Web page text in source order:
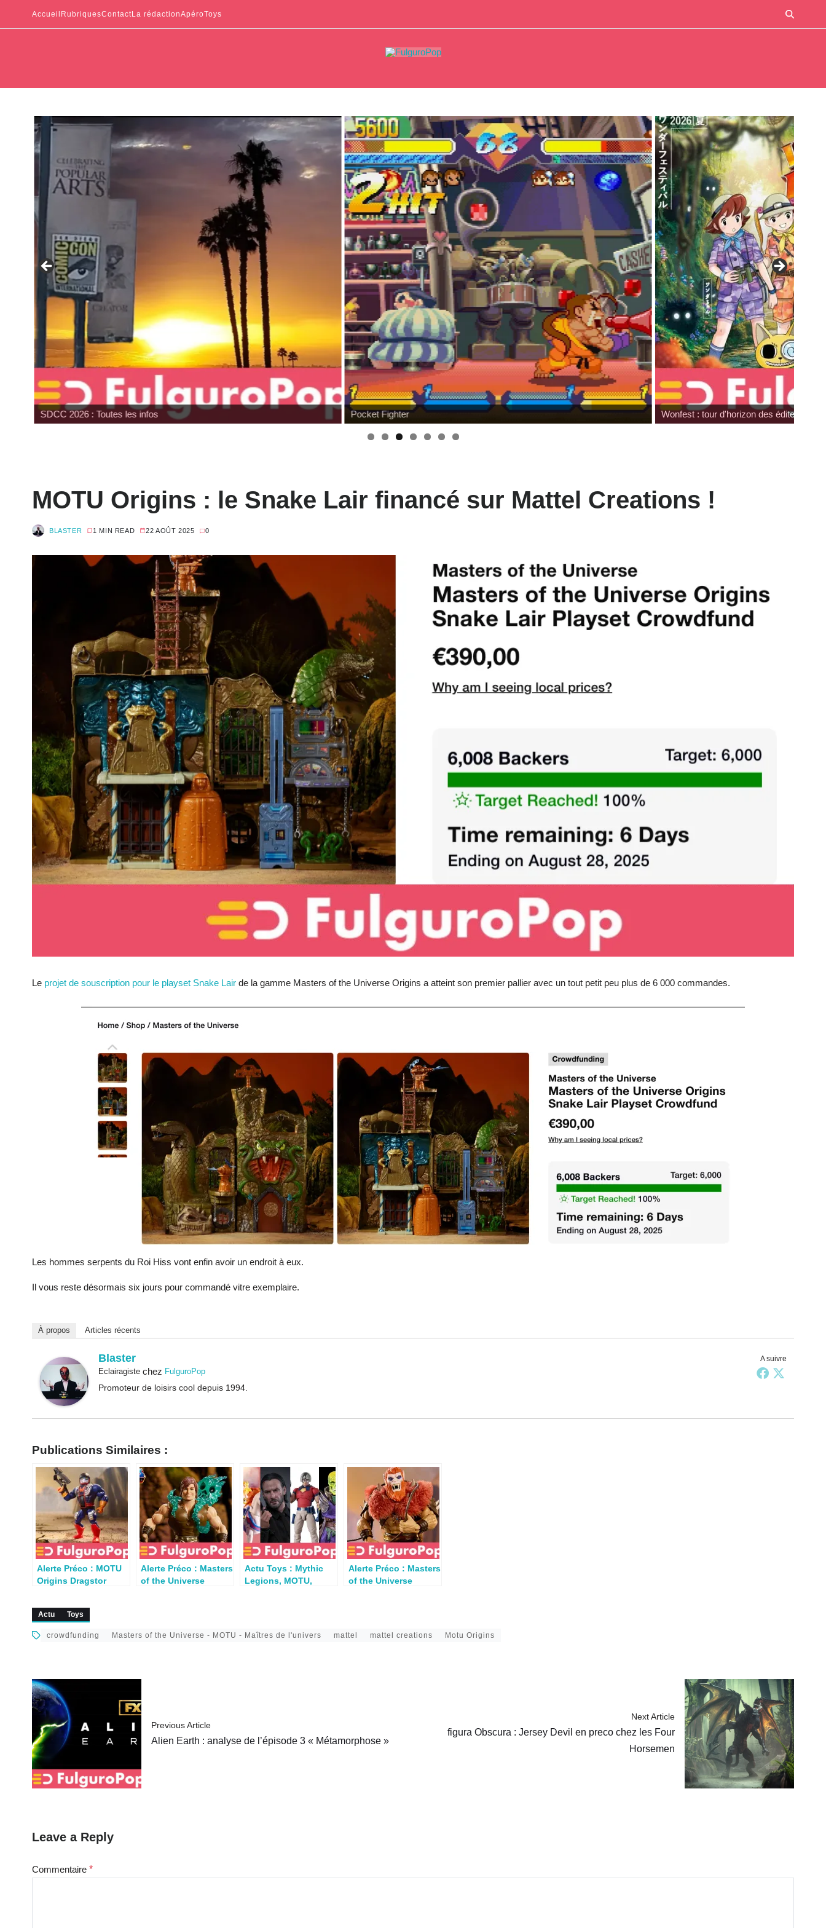
Accueil RubriquesContactLa rédactionApéroToys
SDCC 2026 : Toutes les infos Pocket Fighter Wonfest : tour d'horizon des éditeurs
MOTU Origins : le Snake Lair financé sur Mattel Creations !
BLASTER 1 MIN READ 22 AOÛT 2025 0
Le projet de souscription pour le playset Snake Lair de la gamme Masters of the Universe Origins a atteint son premier pallier avec un tout petit peu plus de 6 000 commandes.
Les hommes serpents du Roi Hiss vont enfin avoir un endroit à eux.
Il vous reste désormais six jours pour commandé vitre exemplaire.
À propos Articles récents
A suivre
Blaster
Eclairagiste chez FulguroPop
Promoteur de loisirs cool depuis 1994.
Publications Similaires :
Alerte Préco : MOTU
Origins Dragstor
Alerte Préco : Masters
of the Universe
Actu Toys : Mythic
Legions, MOTU,
préco
Alerte Préco : Masters
of the Universe
Actu Toys
crowdfunding Masters of the Universe - MOTU - Maîtres de l'univers mattel mattel creations Motu Origins
Previous Article
Alien Earth : analyse de l’épisode 3 « Métamorphose »
Next Article
figura Obscura : Jersey Devil en preco chez les Four
Horsemen
Leave a Reply
Commentaire *